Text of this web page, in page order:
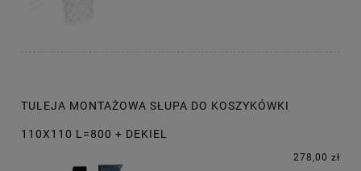
TULEJA MONTAŻOWA SŁUPA DO KOSZYKÓWKI
110X110 L=800 + DEKIEL
278,00 zł